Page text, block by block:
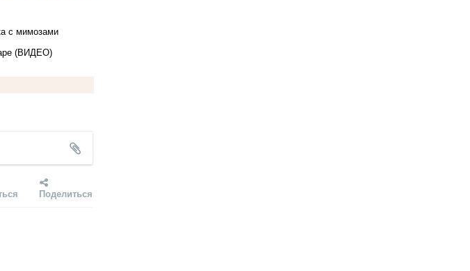
с мимозами
(ВИДЕО)
Поделиться